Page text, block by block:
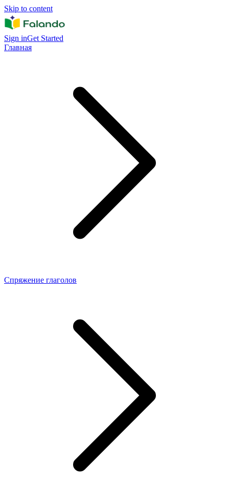
Skip to content
Sign inGet Started
Главная
Спряжение глаголов